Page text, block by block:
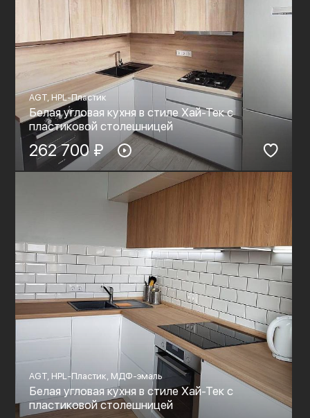
AGT, HPL-Пластик
Белая угловая кухня в стиле Хай-Тек с
пластиковой столешницей
262 700 ₽
AGT, HPL-Пластик, МДФ-эмаль
Белая угловая кухня в стиле Хай-Тек с
пластиковой столешницей